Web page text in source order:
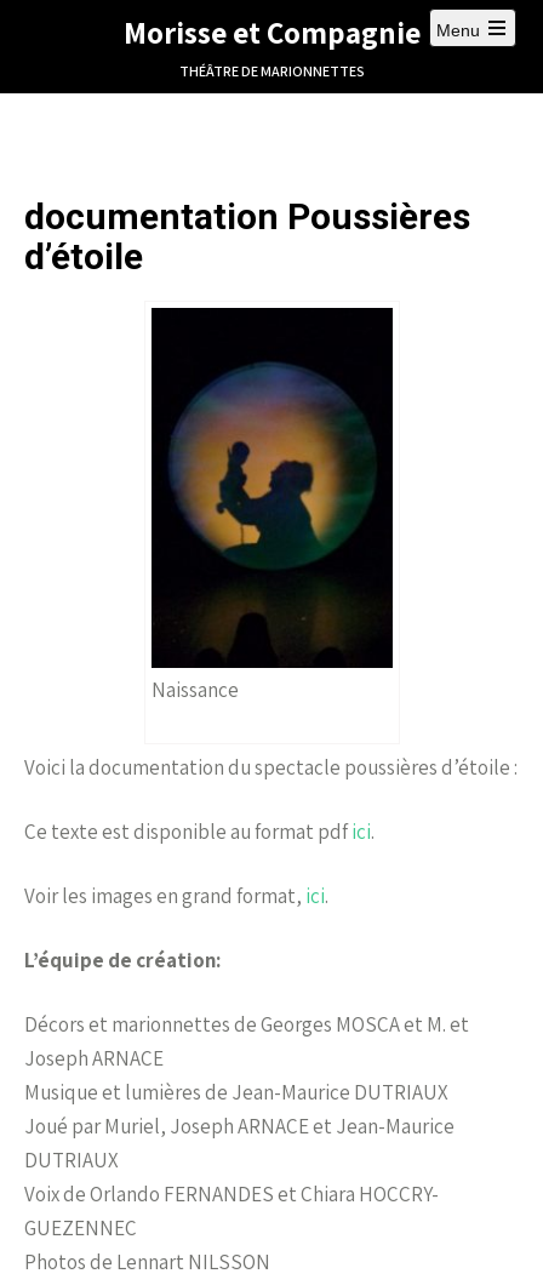
Morisse et Compagnie
THÉÂTRE DE MARIONNETTES
Menu
documentation Poussières
d’étoile
Naissance
Voici la documentation du spectacle poussières d’étoile :
Ce texte est disponible au format pdfici.
Voir les images en grand format, ici.
L’équipe de création:
Décors et marionnettes de Georges MOSCA et M. et
Joseph ARNACE
Musique et lumières de Jean-Maurice DUTRIAUX
Joué par Muriel, Joseph ARNACE et Jean-Maurice
DUTRIAUX
Voix de Orlando FERNANDES et Chiara HOCCRY-
GUEZENNEC
Photos de Lennart NILSSON